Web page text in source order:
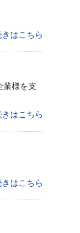
はこちら
業様を支
はこちら
はこちら